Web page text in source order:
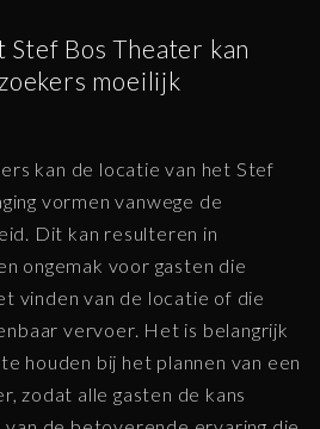
Stef Bos Theater kan
moeilijk
kan de locatie van het Stef
vormen vanwege de
Dit kan resulteren in
ongemak voor gasten die
vinden van de locatie of die
vervoer. Het is belangrijk
houden bij het plannen van een
zodat alle gasten de kans